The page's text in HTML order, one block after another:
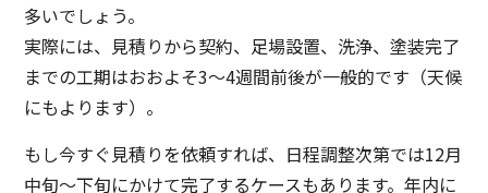
多いでしょう。
実際には、見積りから契約、足場設置、洗浄、塗装完了
までの工期はおおよそ3〜4週間前後が一般的です（天候
にもよります）。
もし今すぐ見積りを依頼すれば、日程調整次第では12月
中旬〜下旬にかけて完了するケースもあります。年内に